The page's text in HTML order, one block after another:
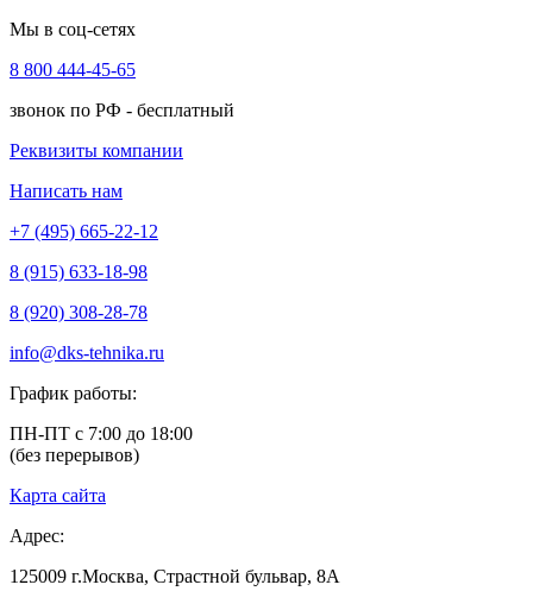
Мы в соц-сетях
8 800 444-45-65
звонок по РФ - бесплатный
Реквизиты компании
Написать нам
+7 (495) 665-22-12
8 (915) 633-18-98
8 (920) 308-28-78
info@dks-tehnika.ru
График работы:
ПН-ПТ с 7:00 до 18:00
(без перерывов)
Карта сайта
Адрес:
125009 г.Москва, Страстной бульвар, 8А